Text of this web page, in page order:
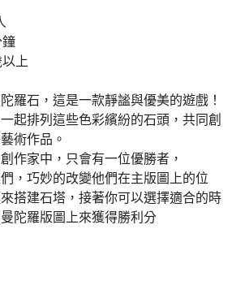
上
羅石，這是一款靜謐與優美的遊戲！
起排列這些色彩繽紛的石頭，共同創
術作品。
作家中，只會有一位優勝者，
，巧妙的改變他們在主版圖上的位
搭建石塔，接著你可以選擇適合的時
陀羅版圖上來獲得勝利分